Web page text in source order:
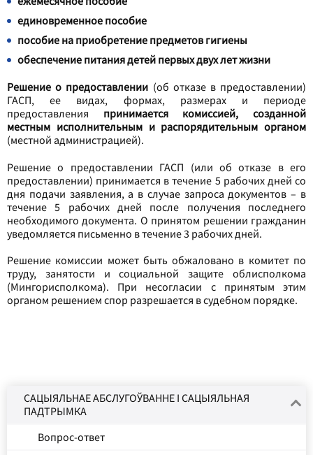
единовременное пособие
пособие на приобретение предметов гигиены
обеспечение питания детей первых двух лет жизни
Решение о предоставлении (об отказе в предоставлении)
ГАСП, ее видах, формах, размерах и периоде
предоставления принимается комиссией, созданной
местным исполнительным и распорядительным органом
(местной администрацией).
Решение о предоставлении ГАСП (или об отказе в его
предоставлении) принимается в течение 5 рабочих дней со
дня подачи заявления, а в случае запроса документов – в
течение 5 рабочих дней после получения последнего
необходимого документа. О принятом решении гражданин
уведомляется письменно в течение 3 рабочих дней.
Решение комиссии может быть обжаловано в комитет по
труду, занятости и социальной защите облисполкома
(Мингорисполкома). При несогласии с принятым этим
органом решением спор разрешается в судебном порядке.
САЦЫЯЛЬНАЕ АБСЛУГОЎВАННЕ І САЦЫЯЛЬНАЯ
ПАДТРЫМКА
Вопрос-ответ